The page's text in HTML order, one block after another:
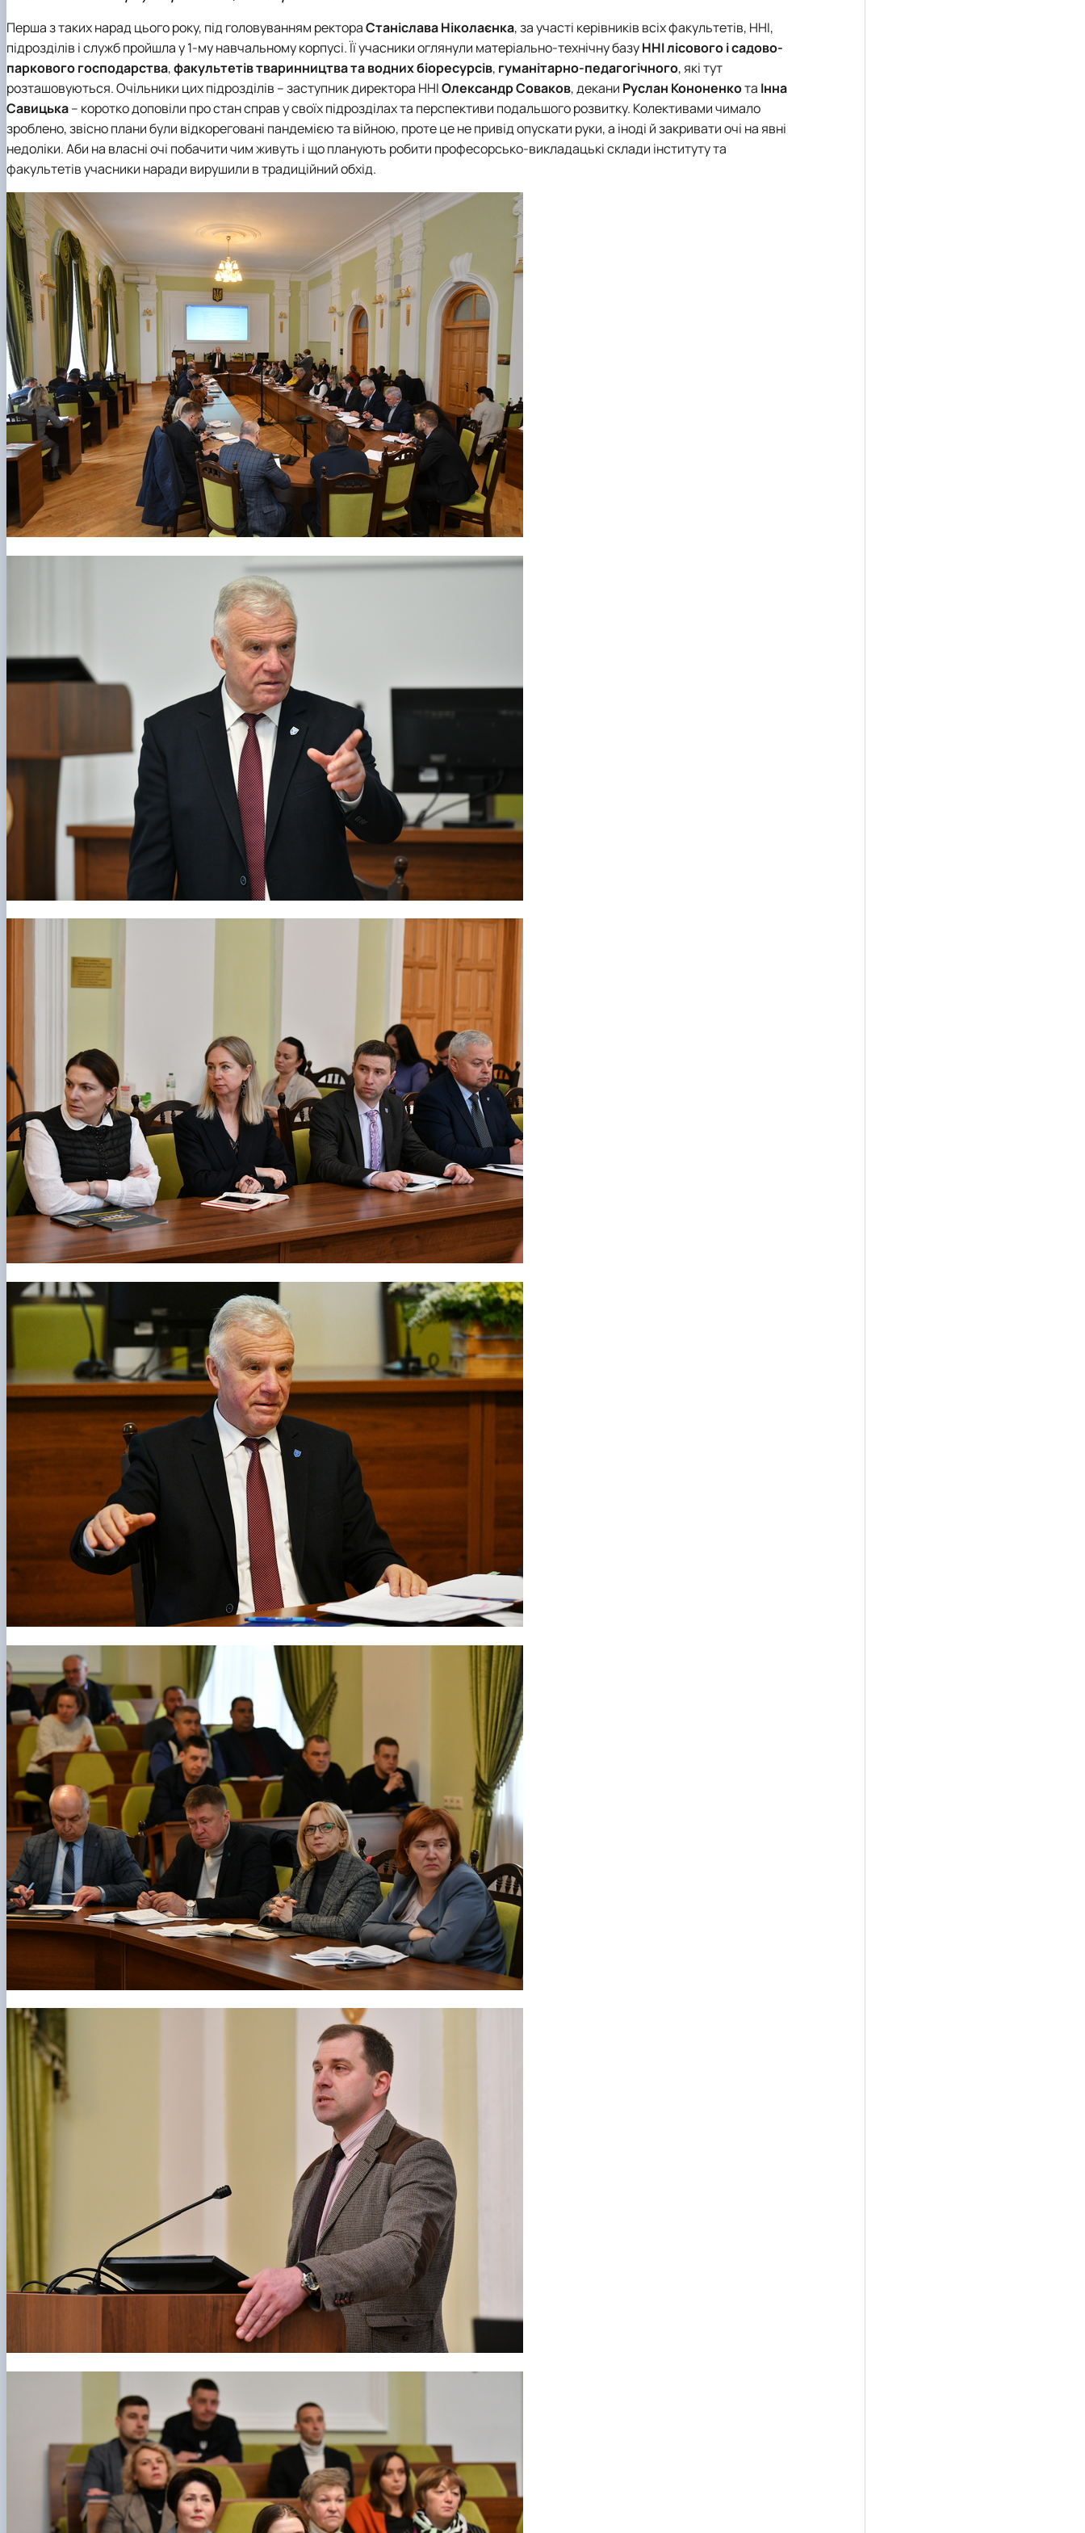
Faculty of Plant Protection, Biotechnology and Ecology
Prybrezhne Agrarian College
Rivne Professional College
Zalishchyky Professional College named after Ye. Khraplivyi
Перша з таких нарад цього року, під головуванням ректораСтаніслава Ніколаєнка, за участі керівників всіх факультетів, ННІ,
підрозділів і служб пройшла у 1-му навчальному корпусі. Її учасники оглянули матеріально-технічну базуННІ лісового і садово-
паркового господарства,факультетів тваринництва та водних біоресурсів, гуманітарно-педагогічного, які тут
розташовуються. Очільники цих підрозділів – заступник директора ННІОлександр Соваков, декани Руслан Кононенкота Інна
Савицька– коротко доповіли про стан справ у своїх підрозділах та перспективи подальшого розвитку. Колективами чимало
зроблено, звісно плани були відкореговані пандемією та війною, проте це не привід опускати руки, а іноді й закривати очі на явні
недоліки. Аби на власні очі побачити чим живуть і що планують робити професорсько-викладацькі склади інституту та
факультетів учасники наради вирушили в традиційний обхід.